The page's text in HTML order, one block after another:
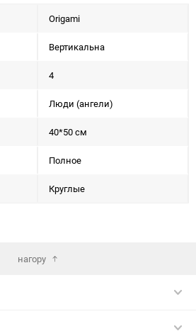
Origami
Вертикальна
4
Люди (ангели)
40*50 см
Полное
Круглые
нагору